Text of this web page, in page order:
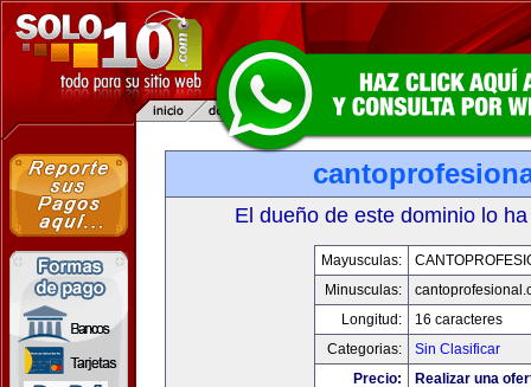
El dueño de este dominio lo
Mayusculas:
Minusculas:
Longitud:
16 caracteres
Categorias:
Sin Clasificar
Precio:
Realizar una